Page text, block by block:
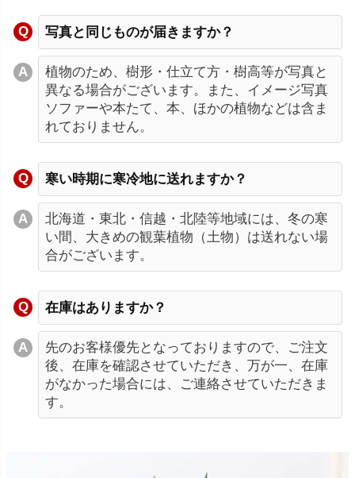
写真と同じものが届きますか？
植物のため、樹形・仕立て方・樹高等が写真と
異なる場合がございます。また、イメージ写真
ソファーや本たて、本、ほかの植物などは含ま
れておりません。
寒い時期に寒冷地に送れますか？
北海道・東北・信越・北陸等地域には、冬の寒
い間、大きめの観葉植物（土物）は送れない場
合がございます。
在庫はありますか？
先のお客様優先となっておりますので、ご注文
後、在庫を確認させていただき、万が一、在庫
がなかった場合には、ご連絡させていただきま
す。